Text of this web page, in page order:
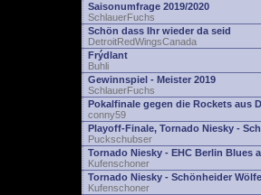
Saisonumfrage 2019/2020
SchlauerFuchs
Schön dass Ihr wieder da seid
DetroitRedWingsCanada
Frýdlant
Buhli
Gewinnspiel - Meister 2019
SchlauerFuchs
Pokalfinale gegen die Rockets aus
conny59
Playoff-Finale, Tornado Niesky -
Puckschubser
Tornado Niesky - EHC Berlin Blues
Kufenschoner
Tornado Niesky - Schönheider
Kufenschoner